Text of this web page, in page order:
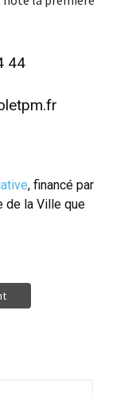
44
, financé par
de la Ville que